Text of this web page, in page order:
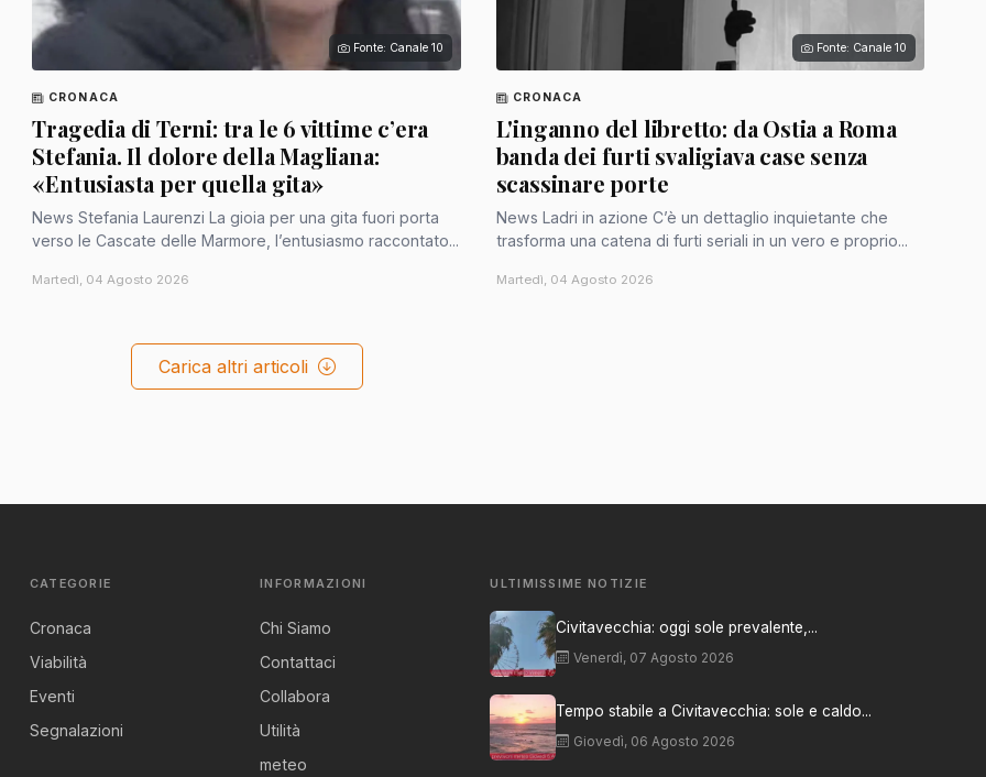
Fonte: Canale 10
CRONACA
Tragedia di Terni: tra le 6 vittime c’era
Stefania. Il dolore della Magliana:
«Entusiasta per quella gita»
News Stefania Laurenzi La gioia per una gita fuori porta
verso le Cascate delle Marmore, l’entusiasmo raccontato...
Martedì, 04 Agosto 2026
Fonte: Canale 10
CRONACA
L'inganno del libretto: da Ostia a Roma
banda dei furti svaligiava case senza
scassinare porte
News Ladri in azione C’è un dettaglio inquietante che
trasforma una catena di furti seriali in un vero e proprio...
Martedì, 04 Agosto 2026
Carica altri articoli
CATEGORIE
Cronaca
Viabilità
Eventi
Segnalazioni
INFORMAZIONI
Chi Siamo
Contattaci
Collabora
Utilità
meteo
ULTIMISSIME NOTIZIE
Civitavecchia: oggi sole prevalente,...
Venerdì, 07 Agosto 2026
Tempo stabile a Civitavecchia: sole e caldo...
Giovedì, 06 Agosto 2026